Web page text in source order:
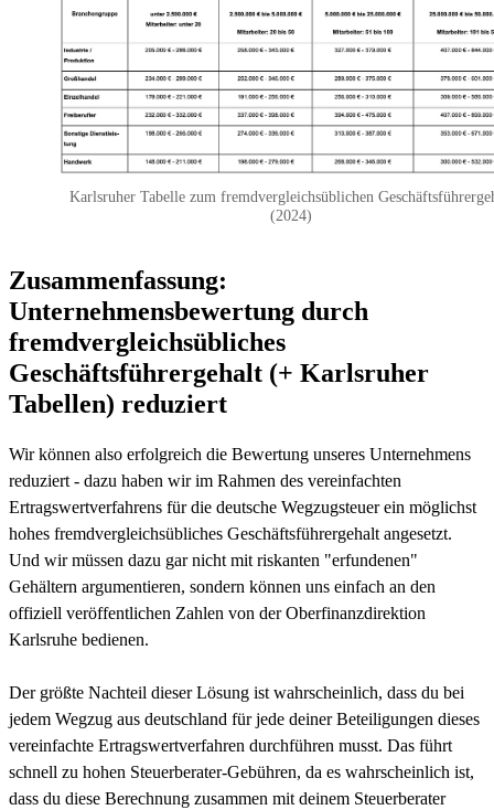
Karlsruher Tabelle zum fremdvergleichsüblichen
(2024)
Zusammenfassung:
Unternehmensbewertung durch
fremdvergleichsübliches
Geschäftsführergehalt (+ Karlsruher
Tabellen) reduziert
Wir können also erfolgreich die Bewertung unseres Unternehmens
reduziert - dazu haben wir im Rahmen des vereinfachten
Ertragswertverfahrens für die deutsche Wegzugsteuer ein möglichst
hohes fremdvergleichsübliches Geschäftsführergehalt angesetzt.
Und wir müssen dazu gar nicht mit riskanten "erfundenen"
Gehältern argumentieren, sondern können uns einfach an den
offiziell veröffentlichen Zahlen von der Oberfinanzdirektion
Karlsruhe bedienen.
Der größte Nachteil dieser Lösung ist wahrscheinlich, dass du bei
jedem Wegzug aus deutschland für jede deiner Beteiligungen dieses
vereinfachte Ertragswertverfahren durchführen musst. Das führt
schnell zu hohen Steuerberater-Gebühren, da es wahrscheinlich ist,
dass du diese Berechnung zusammen mit deinem Steuerberater